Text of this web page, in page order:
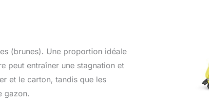
(brunes). Une proportion idéale
peut entraîner une stagnation et
et le carton, tandis que les
gazon.